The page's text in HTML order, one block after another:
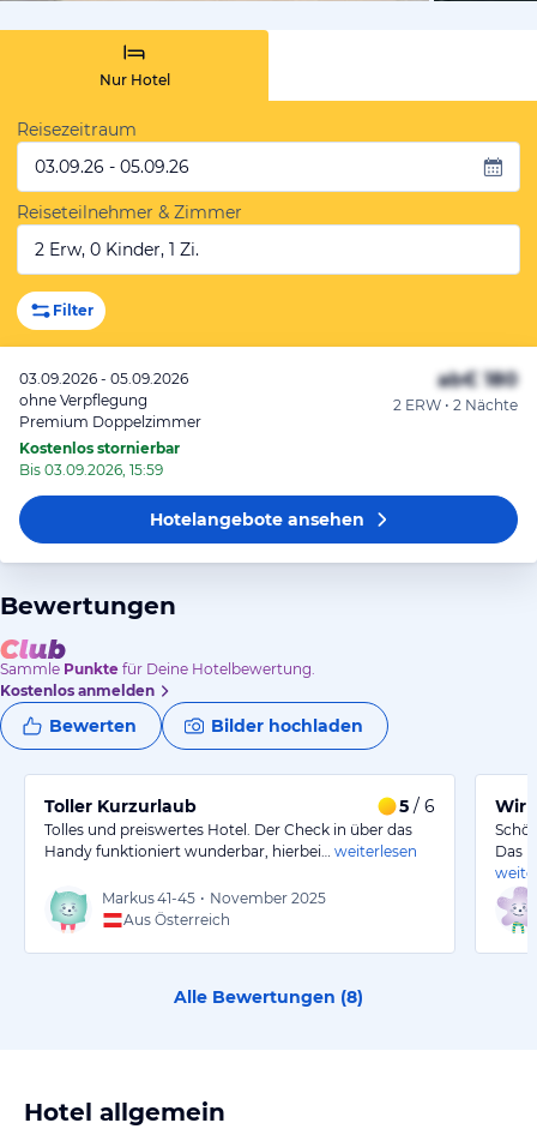
Nur Hotel
Reisezeitraum
03.09.26 - 05.09.26
Reiseteilnehmer & Zimmer
2 Erw, 0 Kinder, 1 Zi.
Filter
03.09.2026 - 05.09.2026
ohne Verpflegung
Premium Doppelzimmer
Kostenlos stornierbar
Bis 03.09.2026, 15:59
ab€ 180
2 ERW • 2 Nächte
Hotelangeboteansehen
Bewertungen
Sammle Punkte für Deine Hotelbewertung.
Kostenlos anmelden
Bewerten Bilder hochladen
Toller Kurzurlaub 5 / 6
Tolles und preiswertes Hotel. Der Check in über das
Handy funktioniert wunderbar, hierbei…
weiterlesen
Markus41-45 • November 2025
Aus Österreich
Wir
Das
Alle Bewertungen (8)
Hotel allgemein